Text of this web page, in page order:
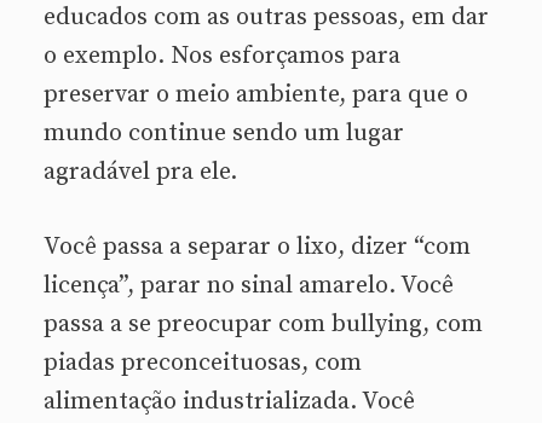
educados com as outras pessoas, em dar
o exemplo. Nos esforçamos para
preservar o meio ambiente, para que o
mundo continue sendo um lugar
agradável pra ele.
Você passa a separar o lixo, dizer “com
licença”, parar no sinal amarelo. Você
passa a se preocupar com bullying, com
piadas preconceituosas, com
alimentação industrializada. Você